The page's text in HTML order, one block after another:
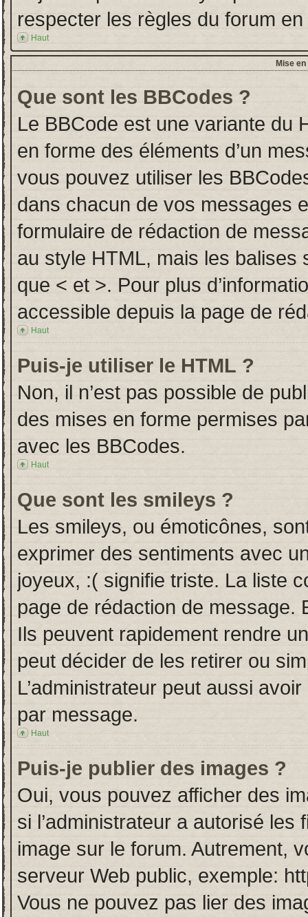
respecter les règles du forum
Haut
Mise
Que sont les BBCodes ?
Le BBCode est une variante du
en forme des éléments d’un
vous pouvez utiliser les
dans chacun de vos messages
formulaire de rédaction de
au style HTML, mais les
que < et >. Pour plus
accessible depuis la page de
Haut
Puis-je utiliser le HTML ?
Non, il n’est pas possible de
des mises en forme permises
avec les BBCodes.
Haut
Que sont les smileys ?
Les smileys, ou émoticônes,
exprimer des sentiments avec
joyeux, :( signifie triste. La liste
page de rédaction de message.
Ils peuvent rapidement rendre
peut décider de les retirer ou
L’administrateur peut aussi
par message.
Haut
Puis-je publier des images ?
Oui, vous pouvez afficher des
si l’administrateur a autorisé
image sur le forum. Autrement,
serveur Web public, exemple:
Vous ne pouvez pas lier des